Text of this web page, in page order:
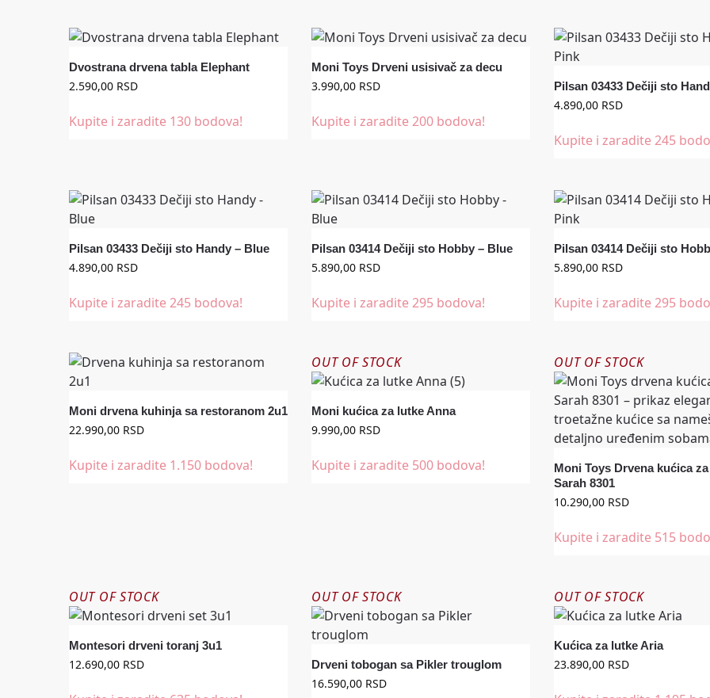
Dvostrana drvena tabla Elephant
2.590,00 RSD
Kupite i zaradite 130 bodova!
Moni Toys Drveni usisivač za decu
3.990,00 RSD
Kupite i zaradite 200 bodova!
Pilsan 03433 Dečiji sto
4.890,00 RSD
Kupite i zaradite 245
Pilsan 03433 Dečiji sto Handy – Blue
4.890,00 RSD
Kupite i zaradite 245 bodova!
Pilsan 03414 Dečiji sto Hobby – Blue
5.890,00 RSD
Kupite i zaradite 295 bodova!
Pilsan 03414 Dečiji sto
5.890,00 RSD
Kupite i zaradite 295
Moni drvena kuhinja sa restoranom 2u1
22.990,00 RSD
Kupite i zaradite 1.150 bodova!
OUT OF STOCK
Moni kućica za lutke Anna
9.990,00 RSD
Kupite i zaradite 500 bodova!
OUT OF STOCK
Moni Toys Drvena kućica
Sarah 8301
10.290,00 RSD
Kupite i zaradite 515
OUT OF STOCK
Montesori drveni toranj 3u1
12.690,00 RSD
OUT OF STOCK
Drveni tobogan sa Pikler trouglom
16.590,00 RSD
OUT OF STOCK
Kućica za lutke Aria
23.890,00 RSD